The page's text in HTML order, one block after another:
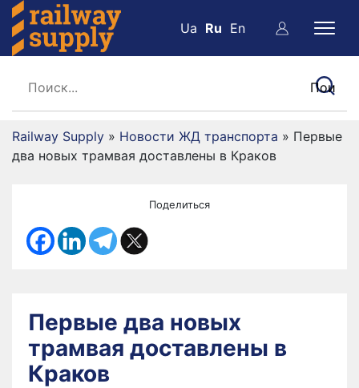
Ua Ru En
Railway Supply » Новости ЖД транспорта » Первые
два новых трамвая доставлены в Краков
Поделиться
Первые два новых
трамвая доставлены в
Краков